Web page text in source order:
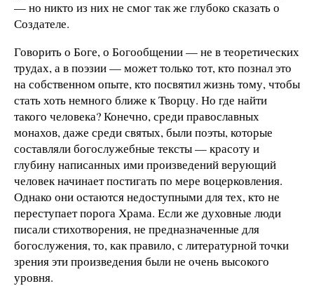
— но никто из них не смог так же глубоко сказать о
Создателе.
Говорить о Боге, о Богообщении — не в теоретических
трудах, а в поэзии — может только тот, кто познал это
на собственном опыте, кто посвятил жизнь тому, чтобы
стать хоть немного ближе к Творцу. Но где найти
такого человека? Конечно, среди православных
монахов, даже среди святых, были поэты, которые
составляли богослужебные тексты — красоту и
глубину написанных ими произведений верующий
человек начинает постигать по мере воцерковления.
Однако они остаются недоступными для тех, кто не
переступает порога Храма. Если же духовные люди
писали стихотворения, не предназначенные для
богослужения, то, как правило, с литературной точки
зрения эти произведения были не очень высокого
уровня.